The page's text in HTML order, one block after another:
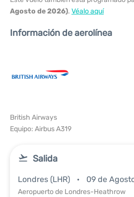
Agosto de 2026). Véalo aquí
Información de aerolínea
British Airways
Equipo: Airbus A319
Salida
Londres (LHR) 09 de
Aeropuerto de Londres-Heathrow